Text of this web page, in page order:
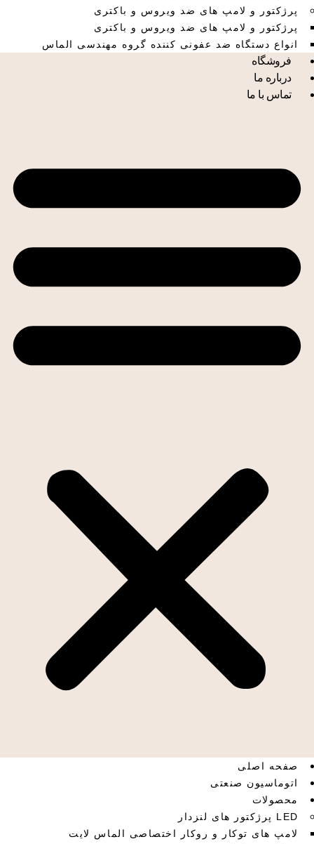
پرژکتور و لامپ های ضد ویروس و باکتری
پرژکتور و لامپ های ضد ویروس و باکتری
انواع دستگاه ضد عفونی کننده گروه مهندسی الماس
فروشگاه
درباره ما
تماس با ما
صفحه اصلی
اتوماسیون صنعتی
محصولات
LED پرژکتور های لنزدار
لامپ های توکار و روکار اختصاصی الماس لایت